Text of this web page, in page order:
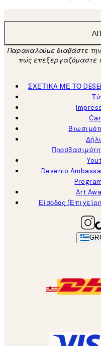
Παρακαλούμε διαβάστε
πώς επεξεργαζόμαστε
ΣΧΕΤΙΚΑ ΜΕ ΤΟ
Desenio
Art
Είσοδος